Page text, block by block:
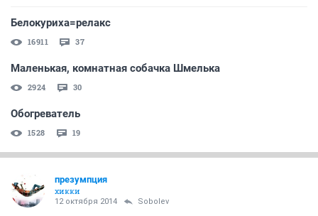
Белокуриха=релакс
16911 37
Маленькая, комнатная собачка Шмелька
2924 30
Обогреватель
1528 19
презумпция
хикки
12 октября 2014 Sobolev